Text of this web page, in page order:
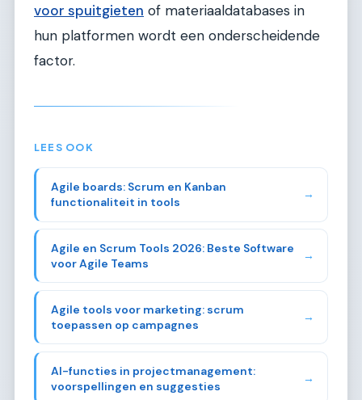
voor spuitgieten of materiaaldatabases in
hun platformen wordt een onderscheidende
factor.
LEES OOK
Agile boards: Scrum en Kanban
functionaliteit in tools
→
Agile en Scrum Tools 2026: Beste Software
voor Agile Teams
→
Agile tools voor marketing: scrum
toepassen op campagnes
→
AI-functies in projectmanagement:
voorspellingen en suggesties
→